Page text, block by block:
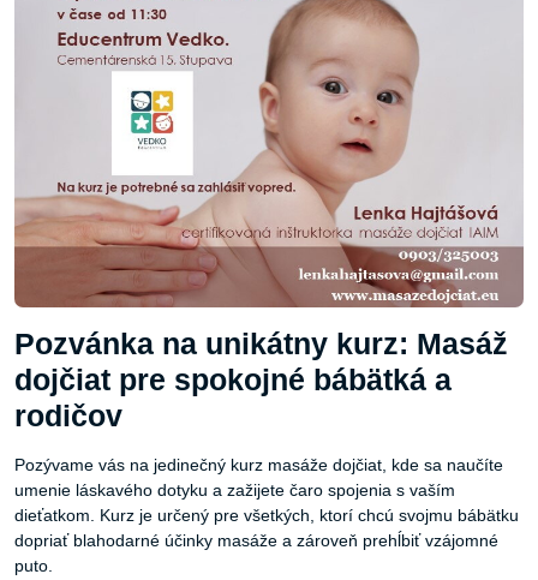
Pozvánka na unikátny kurz: Masáž
dojčiat pre spokojné bábätká a
rodičov
Pozývame vás na jedinečný kurz masáže dojčiat, kde sa naučíte
umenie láskavého dotyku a zažijete čaro spojenia s vaším
dieťatkom. Kurz je určený pre všetkých, ktorí chcú svojmu bábätku
dopriať blahodarné účinky masáže a zároveň prehĺbiť vzájomné
puto.